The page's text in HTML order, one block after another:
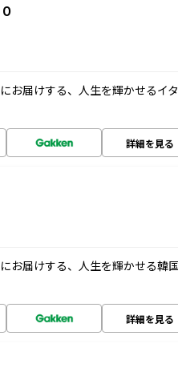
お届けする、人生を輝かせるイ
詳細を見る
お届けする、人生を輝かせる韓
詳細を見る